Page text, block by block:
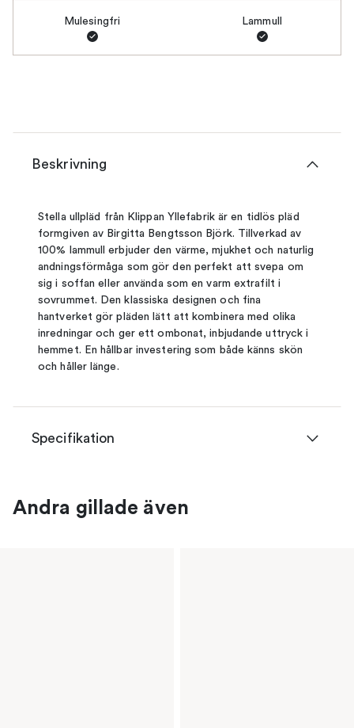
Mulesingfri Lammull
Beskrivning
Stella ullpläd från Klippan Yllefabrik är en tidlös pläd
formgiven av Birgitta Bengtsson Björk. Tillverkad av
100% lammull erbjuder den värme, mjukhet och naturlig
andningsförmåga som gör den perfekt att svepa om
sig i soffan eller använda som en varm extrafilt i
sovrummet. Den klassiska designen och fina
hantverket gör pläden lätt att kombinera med olika
inredningar och ger ett ombonat, inbjudande uttryck i
hemmet. En hållbar investering som både känns skön
och håller länge.
Specifikation
Andra gillade även